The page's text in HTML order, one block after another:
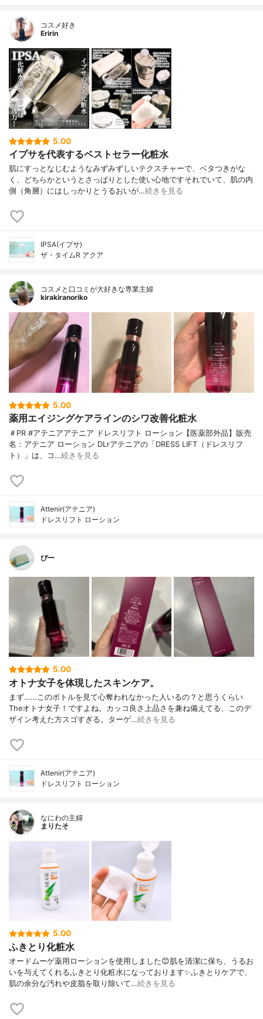
コスメ好き
Eririn
5.00
イプサを代表するベストセラー化粧水
肌にすっとなじむようなみずみずしいテクスチャーで、ベタつきがな
く、どちらかというとさっぱりとした使い心地ですそれでいて、肌の内
側（角層）にはしっかりとうるおいが…続きを見る
IPSA(イプサ)
ザ・タイムR アクア
コスメと口コミが大好きな専業主婦
kirakiranoriko
5.00
薬用エイジングケアラインのシワ改善化粧水
＃PR #アテニアアテニア ドレスリフト ローション【医薬部外品】販売
名：アテニア ローション DLrアテニアの「DRESS LIFT（ドレスリフ
ト）」は、コ…続きを見る
Attenir(アテニア)
ドレスリフト ローション
ぴー
5.00
オトナ女子を体現したスキンケア。
まず……このボトルを見て心奪われなかった人いるの？と思うくらい
Theオトナ女子！ですよね。カッコ良さ上品さを兼ね備えてる、このデ
ザイン考えた方スゴすぎる。ターゲ…続きを見る
Attenir(アテニア)
ドレスリフト ローション
なにわの主婦
まりたそ
5.00
ふきとり化粧水
オードムーゲ薬用ローションを使用しました😊肌を清潔に保ち、うるお
いを与えてくれるふきとり化粧水になっております✨ふきとりケアで、
肌の余分な汚れや皮脂を取り除いて…続きを見る